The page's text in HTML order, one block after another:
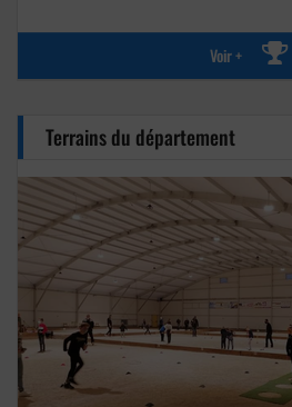
Voir +
Terrains du département